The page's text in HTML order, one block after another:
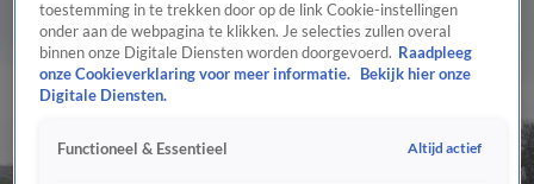
toestemming in te trekken door op de link Cookie-instellingen
onder aan de webpagina te klikken. Je selecties zullen overal
binnen onze Digitale Diensten worden doorgevoerd. Raadpleeg
onze Cookieverklaring voor meer informatie.
Bekijk hier onze
Digitale Diensten.
Functioneel & Essentieel Altijd actief